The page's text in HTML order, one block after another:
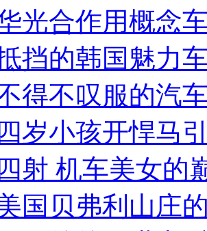
光合作用概念
挡的韩国魅力
得不叹服的汽
岁小孩开悍马
射 机车美女的
国贝弗利山庄